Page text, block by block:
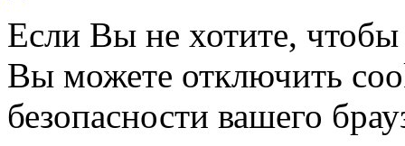
Если Вы не хотите,
Вы можете отключить
безопасности вашего